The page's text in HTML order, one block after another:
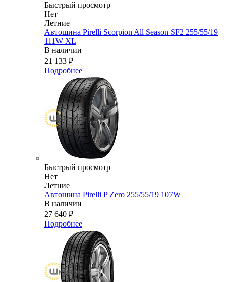
Быстрый просмотр
Нет
Летние
Автошина Pirelli Scorpion All Season SF2 255/55/19
111W XL
В наличии
21 133 ₽
Подробнее
Быстрый просмотр
Нет
Летние
Автошина Pirelli P Zero 255/55/19 107W
В наличии
27 640 ₽
Подробнее